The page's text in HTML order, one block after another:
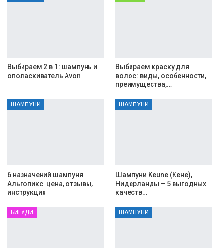
Выбираем 2 в 1: шампунь и
ополаскиватель Avon
Выбираем краску для
волос: виды, особенности,
преимущества,…
ШАМПУНИ
6 назначений шампуня
Альгопикс: цена, отзывы,
инструкция
ШАМПУНИ
Шампуни Keune (Кене),
Нидерланды – 5 выгодных
качеств…
БИГУДИ ШАМПУНИ